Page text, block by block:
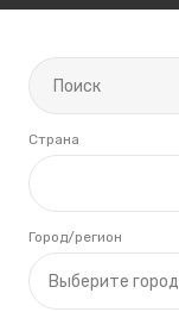
Страна
Выберите город
Город/регион